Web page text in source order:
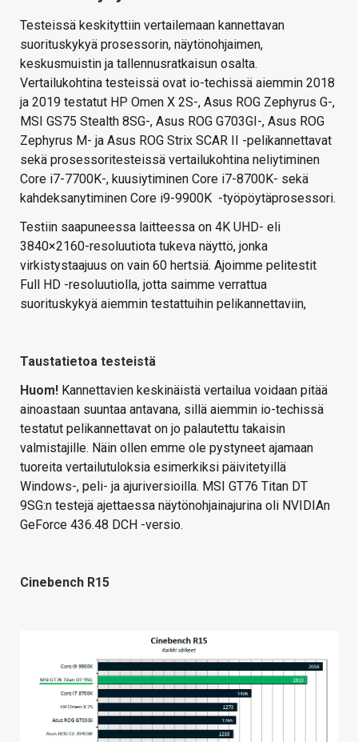
Testeissä keskityttiin vertailemaan kannettavan
suorituskykyä prosessorin, näytönohjaimen,
keskusmuistin ja tallennusratkaisun osalta.
Vertailukohtina testeissä ovat io-techissä aiemmin 2018
ja 2019 testatut HP Omen X 2S-, Asus ROG Zephyrus G-,
MSI GS75 Stealth 8SG-, Asus ROG G703GI-, Asus ROG
Zephyrus M- ja Asus ROG Strix SCAR II -pelikannettavat
sekä prosessoritesteissä vertailukohtina neliytiminen
Core i7-7700K-, kuusiytiminen Core i7-8700K- sekä
kahdeksanytiminen Core i9-9900K -työpöytäprosessori.
Testiin saapuneessa laitteessa on 4K UHD- eli
3840×2160-resoluutiota tukeva näyttö, jonka
virkistystaajuus on vain 60 hertsiä. Ajoimme pelitestit
Full HD -resoluutiolla, jotta saimme verrattua
suorituskykyä aiemmin testattuihin pelikannettaviin,
Taustatietoa testeistä
Huom! Kannettavien keskinäistä vertailua voidaan pitää
ainoastaan suuntaa antavana, sillä aiemmin io-techissä
testatut pelikannettavat on jo palautettu takaisin
valmistajille. Näin ollen emme ole pystyneet ajamaan
tuoreita vertailutuloksia esimerkiksi päivitetyillä
Windows-, peli- ja ajuriversioilla. MSI GT76 Titan DT
9SG:n testejä ajettaessa näytönohjainajurina oli NVIDIAn
GeForce 436.48 DCH -versio.
Cinebench R15